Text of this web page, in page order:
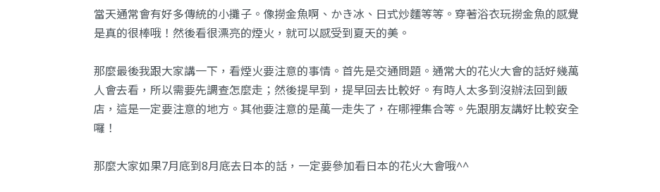
當天通常會有好多傳統的小攤子。像撈金魚啊、かき冰、日式炒麵等等。穿著浴衣玩撈金魚的感覺
是真的很棒哦！然後看很漂亮的煙火，就可以感受到夏天的美。
那麼最後我跟大家講一下，看煙火要注意的事情。首先是交通問題。通常大的花火大會的話好幾萬
人會去看，所以需要先調查怎麼走；然後提早到，提早回去比較好。有時人太多到沒辦法回到飯
店，這是一定要注意的地方。其他要注意的是萬一走失了，在哪裡集合等。先跟朋友講好比較安全
囉！
那麼大家如果7月底到8月底去日本的話，一定要參加看日本的花火大會哦^^